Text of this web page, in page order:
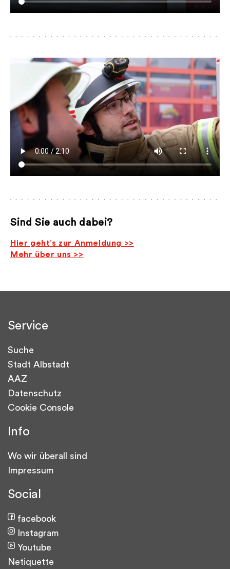
Sind Sie auch dabei?
Hier geht’s zur Anmeldung >>
Mehr über uns >>
Service
Suche
Stadt Albstadt
AAZ
Datenschutz
Cookie Console
Info
Wo wir überall sind
Impressum
Social
facebook
Instagram
Youtube
Netiquette